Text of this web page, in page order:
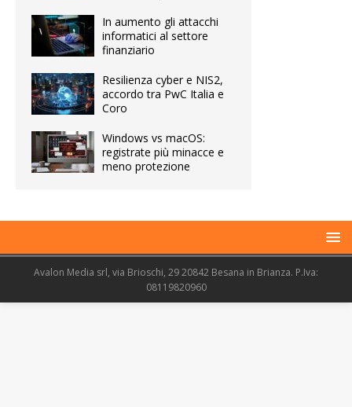
In aumento gli attacchi
informatici al settore
finanziario
Resilienza cyber e NIS2,
accordo tra PwC Italia e
Coro
Windows vs macOS:
registrate più minacce e
meno protezione
Avalon Media srl, via Brioschi, 29 20842 Besana in Brianza. P.Iva:
08119820960